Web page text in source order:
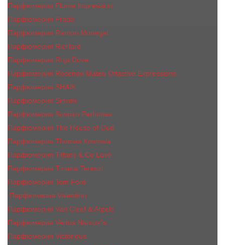
Парфюмерия Plume Impression
Парфюмерия Prada
Парфюмерия Ramon Monegal
Парфюмерия RicHard
Парфюмерия Roja Dove
Парфюмерия Rosendo Mateu Olfactive Expressions
Парфюмерия SHAIK
Парфюмерия Simimi
Парфюмерия Sospiro Perfumes
Парфюмерия The House of Oud
Парфюмерия Thomas Kosmala
Парфюмерия Tiffany & Co Love
Парфюмерия Tiziana Terenzi
Парфюмерия Tom Ford
Парфюмерия Valentino
Парфюмерия Van Cleef & Arpels
Парфюмерия Vertus Narcos'is
Парфюмерия Victorious